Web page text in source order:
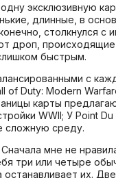
эксклюзивную
длинные, в
столкнулся с
быстрым.
с
Duty: Modern
карты
WWII; У Point
сложную среду.
мне не
три или четыре
их.